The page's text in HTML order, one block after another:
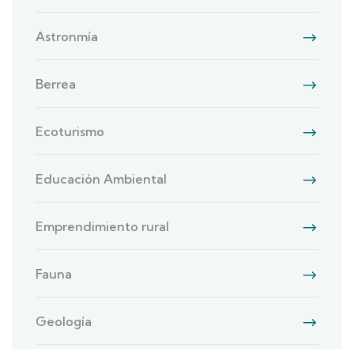
Astronmía
Berrea
Ecoturismo
Educación Ambiental
Emprendimiento rural
Fauna
Geología